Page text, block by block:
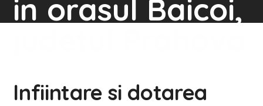
in orasul Baicoi,
Infiintare si dotarea